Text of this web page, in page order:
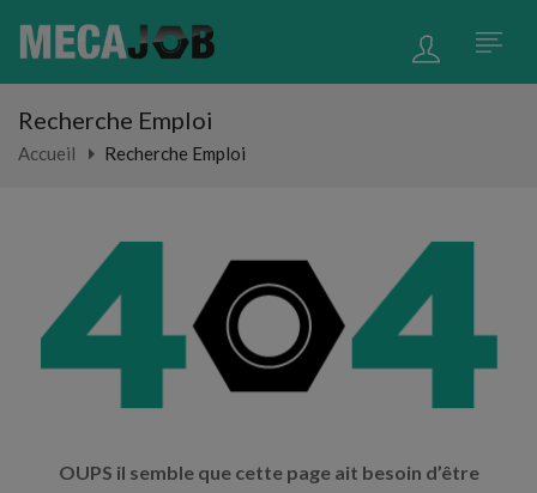
Recherche Emploi
Accueil Recherche Emploi
OUPS il semble que cette page ait besoin d’être